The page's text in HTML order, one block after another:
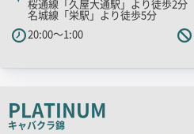
キ
ッ
ー
桜通線「久屋大通駅」より徒歩2分
名城線「栄駅」より徒歩5分
20:00～1:00
PLATINUM
キャバクラ錦